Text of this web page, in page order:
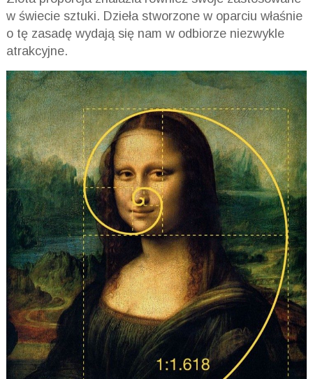
w świecie sztuki. Dzieła stworzone w oparciu właśnie
o tę zasadę wydają się nam w odbiorze niezwykle
atrakcyjne.